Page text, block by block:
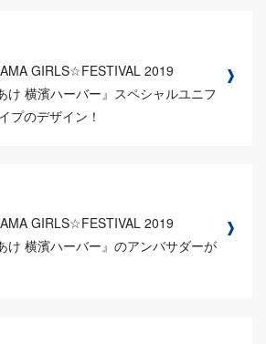
GIRLS☆FESTIVAL 2019
け 横濱ハーバー』スペシャルユニフ
プのデザイン！
GIRLS☆FESTIVAL 2019
け 横濱ハーバー』のアンバサダーが